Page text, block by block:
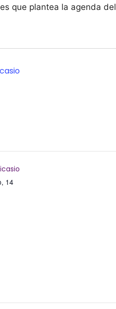
que plantea la agenda
14